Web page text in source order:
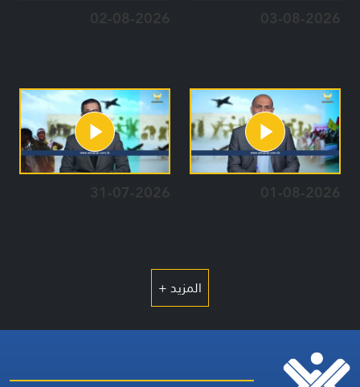
03-08-2026
02-08-2026
01-08-2026
31-07-2026
المزيد +